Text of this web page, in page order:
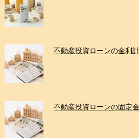
不動産投資ローンの金利
不動産投資ローンの固定